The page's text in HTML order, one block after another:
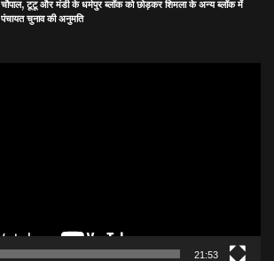
चौपाल, टूटू और मंडी के धर्मपुर ब्लॉक को छोड़कर शिमला के अन्य ब्लॉक में
पंचायत चुनाव की अनुमति
21:53